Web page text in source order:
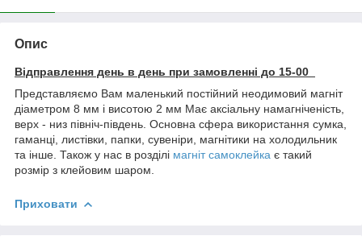
Опис
Відправлення день в день при замовленні до 15-00
Представляємо Вам маленький постійний неодимовий магніт
діаметром 8 мм і висотою 2 мм Має аксіальну намагніченість,
верх - низ північ-південь. Основна сфера використання сумка,
гаманці, листівки, папки, сувеніри, магнітики на холодильник
та інше. Також у нас в розділі магніт самоклейка є такий
розмір з клейовим шаром.
Приховати